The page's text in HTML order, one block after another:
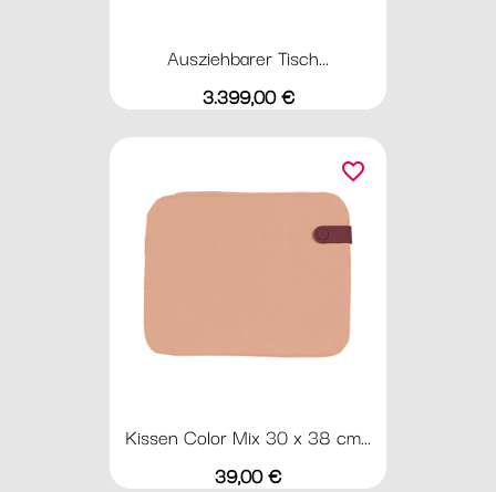
Ausziehbarer Tisch...
Preis
3.399,00 €
Kissen Color Mix 30 x 38 cm...
Preis
39,00 €
favorite_border